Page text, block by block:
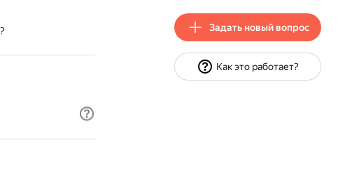
Задать новый вопрос
Как это работает?